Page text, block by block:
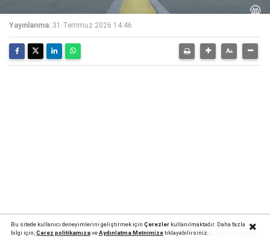
Yayınlanma: 31 Temmuz 2026 14:46
Bu sitede kullanıcı deneyimlerini geliştirmek için Çerezlerkullanılmaktadır. Daha fazla
bilgi için;Çerez politikamızaveAydınlatma Metnimizetıklayabilirsiniz.Reklamı Kapat